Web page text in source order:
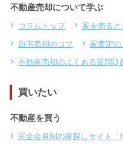
不動産売却について学ぶ
コラムトップ 家を売ると
自宅売却のコツ
家査定の
不動産売却のよくある質問Q
買いたい
不動産を買う
完全会員制の家探しサイト「